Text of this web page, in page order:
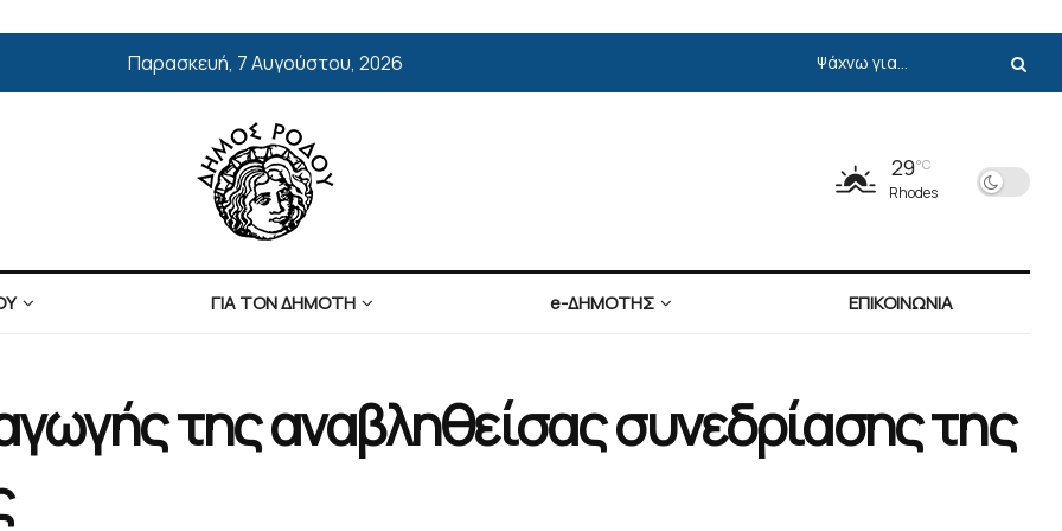
Παρασκευή, 7 Αυγούστου, 2026
29°C
Rhodes
ΓΙΑ ΤΟΝ ΔΗΜΟΤΗ e-ΔΗΜΟΤΗΣ ΕΠΙΚΟΙΝΩΝΙΑ
της αναβληθείσας συνεδρίασης της